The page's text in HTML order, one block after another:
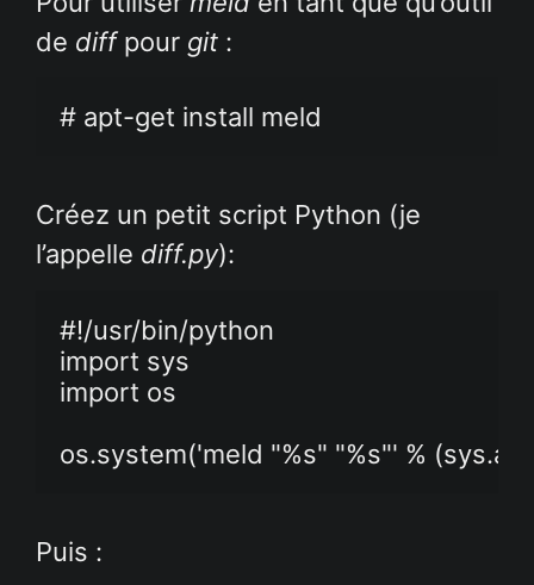
de diffpour git :
# apt-get install meld
Créez un petit script Python (je
l’appelle diff.py):
#!/usr/bin/python
import sys
import os
os.system('meld "%s" "%s"' %
Puis :